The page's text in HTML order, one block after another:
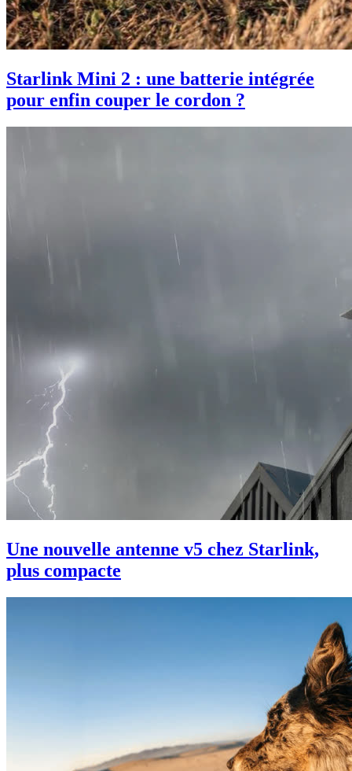
Starlink Mini 2 : une batterie intégrée
pour enfin couper le cordon ?
Une nouvelle antenne v5 chez Starlink,
plus compacte